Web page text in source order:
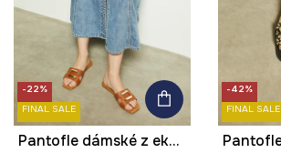
-22%
FINAL SALE
Pantofle dámské z ekokůže hnědá barva
-42%
FINAL SALE